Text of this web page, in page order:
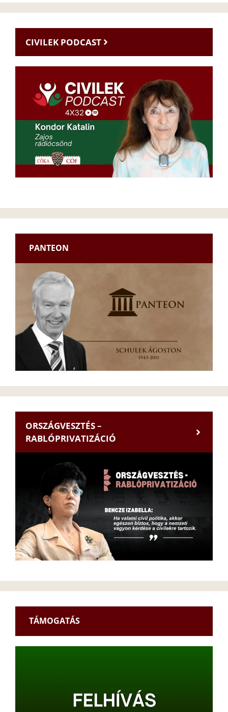
CIVILEK PODCAST
PANTEON
ORSZÁGVESZTÉS –
RABLÓPRIVATIZÁCIÓ
TÁMOGATÁS